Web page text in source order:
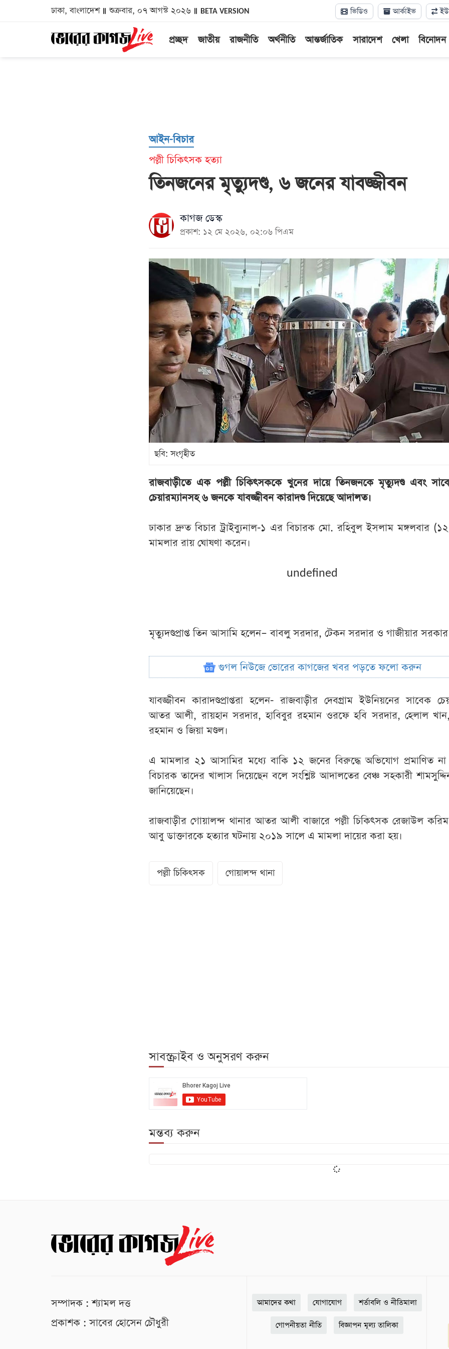
ঢাকা, বাংলাদেশ শুক্রবার, ০৭ আগস্ট ২০২৬ BETA VERSION ভিডিও আর্কাইভ
প্রচ্ছদ জাতীয় রাজনীতি অর্থনীতি আন্তর্জাতিক সারাদেশ খেলা বিনোদন
আইন-বিচার
পল্লী চিকিৎসক হত্যা
তিনজনের মৃত্যুদণ্ড, ৬ জনের যাবজ্জীবন
কাগজ ডেস্ক
প্রকাশ: ১২ মে ২০২৬, ০২:০৬ পিএম
ছবি: সংগৃহীত
রাজবাড়ীতে এক পল্লী চিকিৎসককে খুনের দায়ে তিনজনকে মৃত্যুদণ্ড এবং
চেয়ারম্যানসহ ৬ জনকে যাবজ্জীবন কারাদণ্ড দিয়েছে আদালত।
ঢাকার দ্রুত বিচার ট্রাইব্যুনাল-১ এর বিচারক মো. রহিবুল ইসলাম মঙ্গলবার
মামলার রায় ঘোষণা করেন।
undefined
মৃত্যুদণ্ডপ্রাপ্ত তিন আসামি হলেন– বাবলু সরদার, টেকন সরদার ও গাজীয়ার
গুগল নিউজে ভোরের কাগজের খবর পড়তে ফলো করুন
যাবজ্জীবন কারাদণ্ডপ্রাপ্তরা হলেন- রাজবাড়ীর দেবগ্রাম ইউনিয়নের সাবেক
আতর আলী, রায়হান সরদার, হাবিবুর রহমান ওরফে হবি সরদার, হেলাল খান,
রহমান ও জিয়া মণ্ডল।
এ মামলার ২১ আসামির মধ্যে বাকি ১২ জনের বিরুদ্ধে অভিযোগ প্রমাণিত
বিচারক তাদের খালাস দিয়েছেন বলে সংশ্লিষ্ট আদালতের বেঞ্চ সহকারী
জানিয়েছেন।
রাজবাড়ীর গোয়ালন্দ থানার আতর আলী বাজারে পল্লী চিকিৎসক রেজাউল
আবু ডাক্তারকে হত্যার ঘটনায় ২০১৯ সালে এ মামলা দায়ের করা হয়।
পল্লী চিকিৎসক গোয়ালন্দ থানা
সাবস্ক্রাইব ও অনুসরণ করুন
মন্তব্য করুন
সম্পাদক : শ্যামল দত্ত
প্রকাশক : সাবের হোসেন চৌধুরী
আমাদের কথা যোগাযোগ শর্তাবলি ও নীতিমালা
গোপনীয়তা নীতি বিজ্ঞাপন মূল্য তালিকা